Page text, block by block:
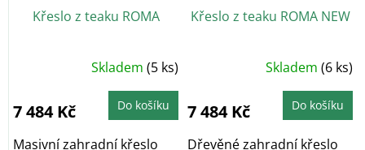
Křeslo z teaku ROMA
Skladem (5 ks)
7 484 Kč Do košíku
Masivní zahradní křeslo
Křeslo z teaku ROMA NEW
Skladem (6 ks)
7 484 Kč Do košíku
Dřevěné zahradní křeslo